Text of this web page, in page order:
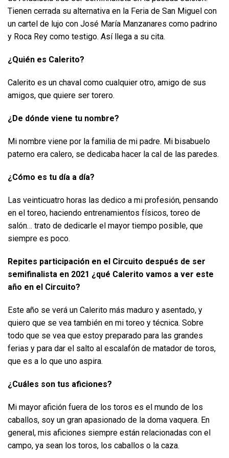
Tienen cerrada su alternativa en la Feria de San Miguel con
un cartel de lujo con José María Manzanares como padrino
y Roca Rey como testigo. Así llega a su cita.
¿Quién es Calerito?
Calerito es un chaval como cualquier otro, amigo de sus
amigos, que quiere ser torero.
¿De dónde viene tu nombre?
Mi nombre viene por la familia de mi padre. Mi bisabuelo
paterno era calero, se dedicaba hacer la cal de las paredes.
¿Cómo es tu día a día?
Las veinticuatro horas las dedico a mi profesión, pensando
en el toreo, haciendo entrenamientos físicos, toreo de
salón… trato de dedicarle el mayor tiempo posible, que
siempre es poco.
Repites participación en el Circuito después de ser
semifinalista en 2021 ¿qué Calerito vamos a ver este
año en el Circuito?
Este año se verá un Calerito más maduro y asentado, y
quiero que se vea también en mi toreo y técnica. Sobre
todo que se vea que estoy preparado para las grandes
ferias y para dar el salto al escalafón de matador de toros,
que es a lo que uno aspira.
¿Cuáles son tus aficiones?
Mi mayor afición fuera de los toros es el mundo de los
caballos, soy un gran apasionado de la doma vaquera. En
general, mis aficiones siempre están relacionadas con el
campo, ya sean los toros, los caballos o la caza.